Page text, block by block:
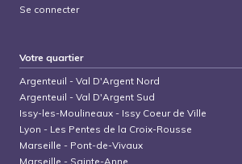
Se connecter
Votre quartier
Argenteuil -Val D'Argent Nord
Argenteuil -Val D'Argent Sud
Issy-les-Moulineaux - Issy Coeur de Ville
Lyon - Les Pentes de la Croix-Rousse
Marseille - Pont-de-Vivaux
Marseille - Sainte-Anne